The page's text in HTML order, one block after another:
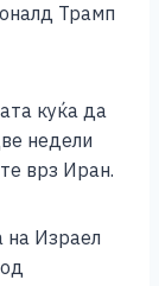
Трамп
куќа да
недели
врз Иран.
на Израел